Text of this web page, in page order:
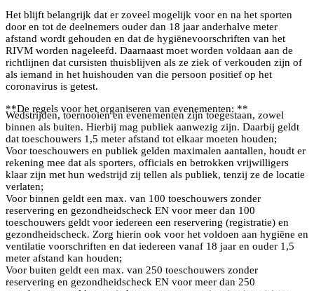
Het blijft belangrijk dat er zoveel mogelijk voor en na het sporten
door en tot de deelnemers ouder dan 18 jaar anderhalve meter
afstand wordt gehouden en dat de hygiënevoorschriften van het
RIVM worden nageleefd. Daarnaast moet worden voldaan aan de
richtlijnen dat cursisten thuisblijven als ze ziek of verkouden zijn of
als iemand in het huishouden van die persoon positief op het
coronavirus is getest.
**De regels voor het organiseren van evenementen: **
Wedstrijden, toernooien en evenementen zijn toegestaan, zowel
binnen als buiten. Hierbij mag publiek aanwezig zijn. Daarbij geldt
dat toeschouwers 1,5 meter afstand tot elkaar moeten houden;
Voor toeschouwers en publiek gelden maximalen aantallen, houdt er
rekening mee dat als sporters, officials en betrokken vrijwilligers
klaar zijn met hun wedstrijd zij tellen als publiek, tenzij ze de locatie
verlaten;
Voor binnen geldt een max. van 100 toeschouwers zonder
reservering en gezondheidscheck EN voor meer dan 100
toeschouwers geldt voor iedereen een reservering (registratie) en
gezondheidscheck. Zorg hierin ook voor het voldoen aan hygiëne en
ventilatie voorschriften en dat iedereen vanaf 18 jaar en ouder 1,5
meter afstand kan houden;
Voor buiten geldt een max. van 250 toeschouwers zonder
reservering en gezondheidscheck EN voor meer dan 250